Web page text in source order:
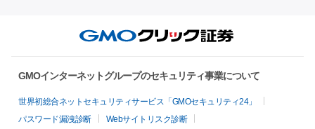
GMOインターネットグループのセキュリティ事業について
世界初総合ネットセキュリティサービス「GMOセキュリティ24」
パスワード漏洩診断
Webサイトリスク診断